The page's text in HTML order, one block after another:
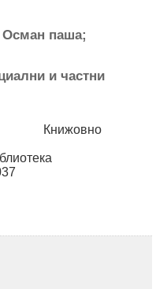
Осман паша;
и частни
Книжовно